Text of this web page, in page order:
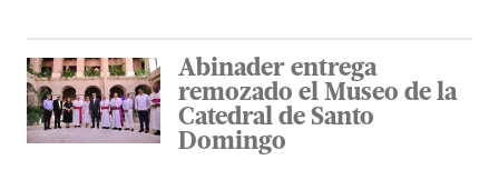
Abinader entrega
remozado el Museo de la
Catedral de Santo
Domingo